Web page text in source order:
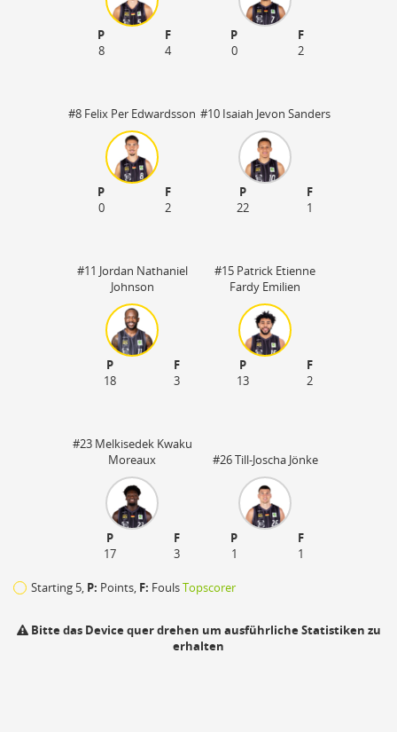
P
F
8
4
P
F
0
2
#8 Felix Per Edwardsson
P
F
0
2
#10 Isaiah Jevon Sanders
P
F
22
1
#11 Jordan Nathaniel
Johnson
P
F
18
3
#15 Patrick Etienne
Fardy Emilien
P
F
13
2
#23 Melkisedek Kwaku
Moreaux
P
F
17
3
#26 Till-Joscha Jönke
P
F
1
1
Starting 5, P: Points, F: FoulsTopscorer
Bitte das Device quer drehen um ausführliche Statistiken zu
erhalten